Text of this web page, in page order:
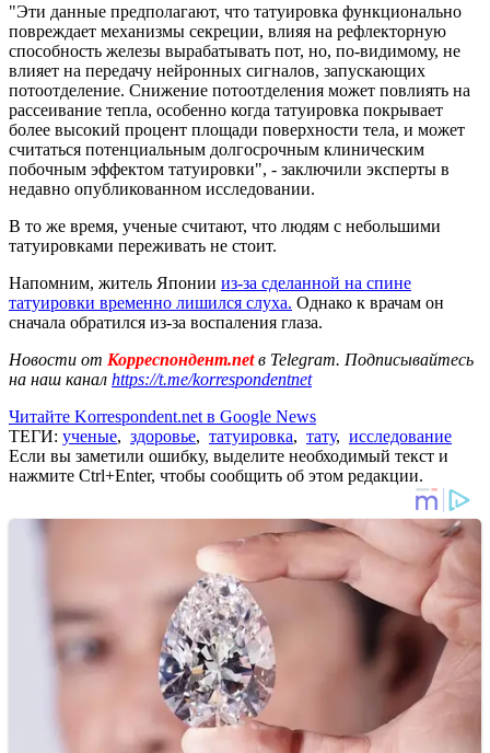
"Эти данные предполагают, что татуировка функционально
повреждает механизмы секреции, влияя на рефлекторную
способность железы вырабатывать пот, но, по-видимому, не
влияет на передачу нейронных сигналов, запускающих
потоотделение. Снижение потоотделения может повлиять на
рассеивание тепла, особенно когда татуировка покрывает
более высокий процент площади поверхности тела, и может
считаться потенциальным долгосрочным клиническим
побочным эффектом татуировки", - заключили эксперты в
недавно опубликованном исследовании.
В то же время, ученые считают, что людям с небольшими
татуировками переживать не стоит.
Напомним, житель Японии из-за сделанной на спине
татуировки временно лишился слуха. Однако к врачам он
сначала обратился из-за воспаления глаза.
Новости от Корреспондент.netв Telegram. Подписывайтесь
на наш канал https://t.me/korrespondentnet
Читайте Korrespondent.net в Google News
ТЕГИ: ученые, здоровье, татуировка, тату, исследование
Если вы заметили ошибку, выделите необходимый текст и
нажмите Ctrl+Enter, чтобы сообщить об этом редакции.